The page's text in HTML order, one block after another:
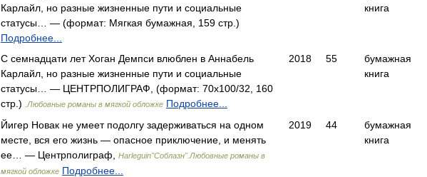
Карлайл, но разные жизненные пути и социальные
статусы… — (формат: Мягкая бумажная, 159 стр.)
Подробнее...
книга
С семнадцати лет Хоган Демпси влюблен в Аннабель
Карлайл, но разные жизненные пути и социальные
статусы… — ЦЕНТРПОЛИГРАФ, (формат: 70x100/32, 160
стр.)
.Любовные романы в мягкой обложке Подробнее...
2018 55
бумажная
книга
Йигер Новак не умеет подолгу задерживаться на одном
месте, вся его жизнь — опасное приключение, и менять
ее… — Центрполиграф,
Harleguin"Соблазн".Любовные романы в
мягкой обложке Подробнее...
2019 44
бумажная
книга